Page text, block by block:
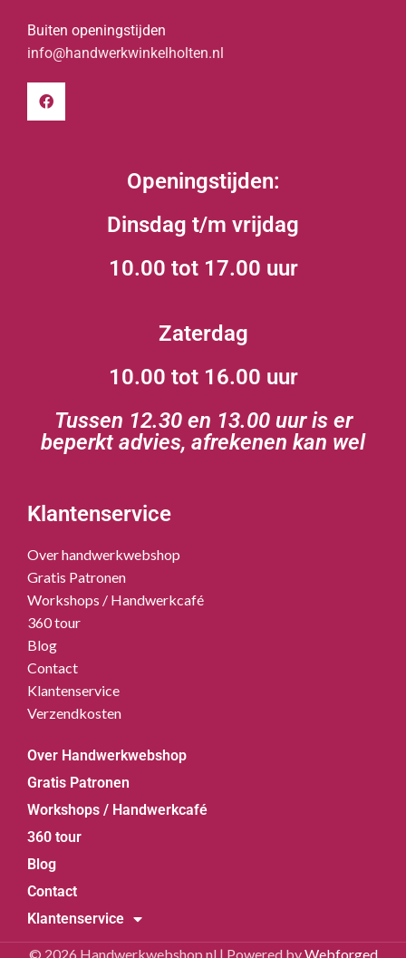
Buiten openingstijden
info@handwerkwinkelholten.nl
Openingstijden:
Dinsdag t/m vrijdag
10.00 tot 17.00 uur
Zaterdag
10.00 tot 16.00 uur
Tussen 12.30 en 13.00 uur is er
beperkt advies, afrekenen kan wel
Klantenservice
Over handwerkwebshop
Gratis Patronen
Workshops / Handwerkcafé
360 tour
Blog
Contact
Klantenservice
Verzendkosten
Over Handwerkwebshop
Gratis Patronen
Workshops / Handwerkcafé
360 tour
Blog
Contact
Klantenservice
© 2026 Handwerkwebshop.nl | Powered byWebforged